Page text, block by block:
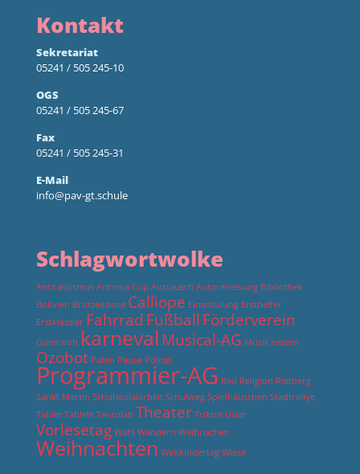
Kontakt
Sekretariat
05241 / 505 245-10
OGS
05241 / 505 245-67
Fax
05241 / 505 245-31
E-Mail
info@pav-gt.schule
Schlagwortwolke
Antirassismus Arminia Cup Austausch Autorenlesung Bibliothek
Bolivien Brotzeitdose Calliope Einschulung Ersthelfer
Erstklässler Fahrrad FußballFörderverein
Gütersloh karnevalMusical-AG Musik ostern
Ozobot Paten Pause Polizei
Programmier-AG Rad Religion Rietberg
Sankt Martin Schulsozialarbeit Schulweg Spielhäuschen Stadtrallye
Tablet Tablets Teutolab Theater Triktot Uslar
Vorlesetag Wahl Wandern Weihnachen
Weihnachten Weltkindertag Wiese